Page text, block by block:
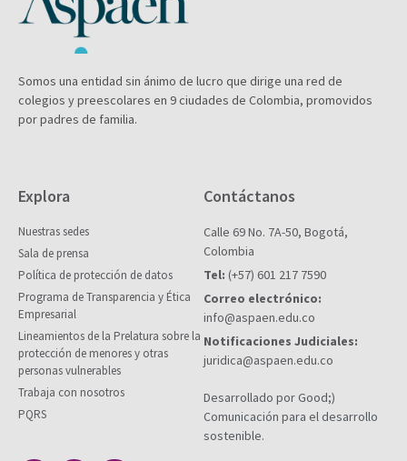
Somos una entidad sin ánimo de lucro que dirige una red de
colegios y preescolares en 9 ciudades de Colombia, promovidos
por padres de familia.
Explora
Nuestras sedes
Sala de prensa
Política de protección de datos
Programa de Transparencia y Ética
Empresarial
Lineamientos de la Prelatura sobre la
protección de menores y otras
personas vulnerables
Trabaja con nosotros
PQRS
Contáctanos
Calle 69 No. 7A-50, Bogotá,
Colombia
Tel: (+57) 601 217 7590
Correo electrónico:
info@aspaen.edu.co
Notificaciones Judiciales:
juridica@aspaen.edu.co
Desarrollado por Good;)
Comunicación para el desarrollo
sostenible.